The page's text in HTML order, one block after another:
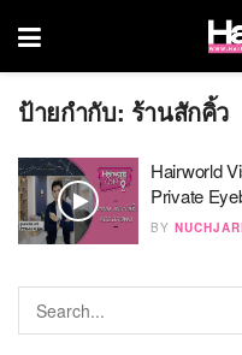
ป้ายกำกับ: ร้านสักคิ้ว
Hairworld
Private
BY